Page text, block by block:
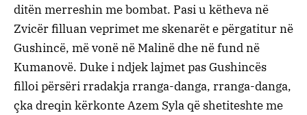
ditën merreshin me bombat. Pasi u këtheva në
Zvicër filluan veprimet me skenarët e përgatitur në
Gushincë, më vonë në Malinë dhe në fund në
Kumanovë. Duke i ndjek lajmet pas Gushincës
filloi përsëri rradakja rranga-danga, rranga-danga,
çka dreqin kërkonte Azem Syla që shetiteshte me